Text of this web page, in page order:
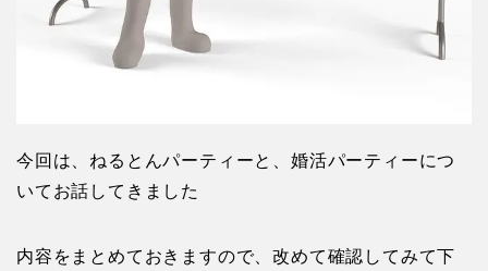
今回は、ねるとんパーティーと、婚活パーティーにつ
いてお話してきました
内容をまとめておきますので、改めて確認してみて下